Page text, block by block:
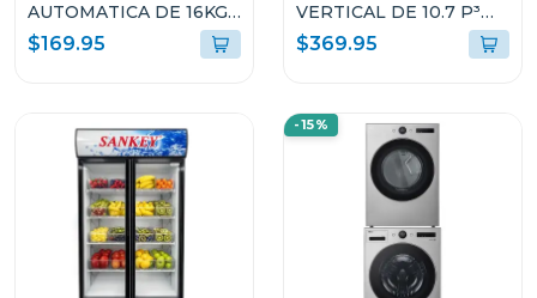
AUTOMATICA DE 16KG
DOBLE TINA
WM1667PH
$169.95
VERTICAL DE 10.7 P³
RFC1301
$369.95
-15%